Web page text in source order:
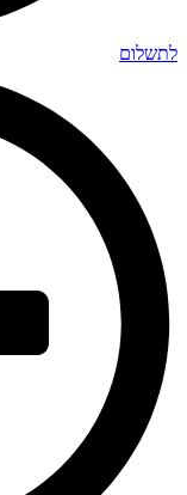
לתשלום